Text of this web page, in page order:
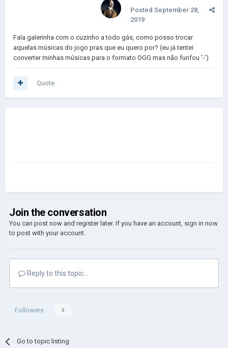
Posted September 28,
2019
Fala galerinha com o cuzinho a todo gás, como posso trocar
aquelas músicas do jogo pras que eu quero por? (eu já tentei
converter minhas músicas para o formato OGG mas não funfou '-')
Quote
Join the conversation
You can post now and register later. If you have an account, sign in now
to post with your account.
Reply to this topic...
Followers 0
Go to topic listing